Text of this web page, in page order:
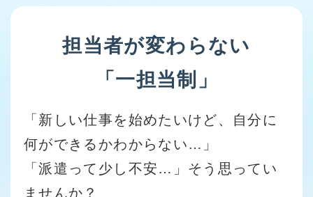
担当者が変わらない
「一担当制」
「新しい仕事を始めたいけど、自分に
何ができるかわからない…」
「派遣って少し不安…」そう思ってい
ませんか？